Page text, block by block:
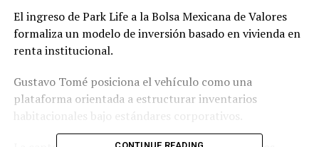
El ingreso de Park Life a la Bolsa Mexicana de Valores
formaliza un modelo de inversión basado en vivienda en
renta institucional.
Gustavo Tomé posiciona el vehículo como una
plataforma orientada a estructurar inventarios
habitacionales bajo estándares corporativos.